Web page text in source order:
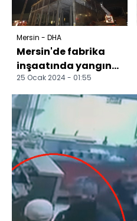
Mersin - DHA
Mersin'de fabrika
inşaatında yangın
çıktı
25 Ocak 2024 - 01:55